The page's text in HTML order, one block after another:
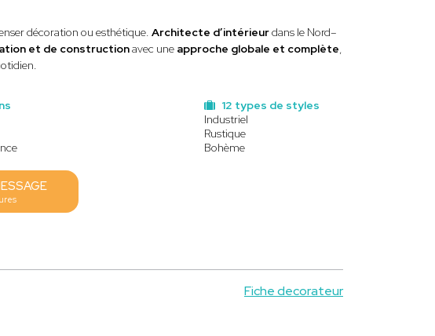
décoration ou esthétique.Architecte d’intérieurdans le Nord–
et de constructionavec une approche globale et complète,
12 types de styles
Industriel
Rustique
Bohème
Fiche decorateur